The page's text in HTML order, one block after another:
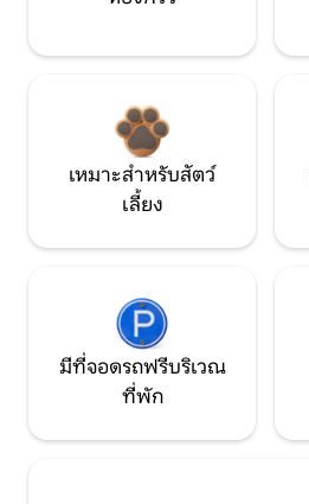
เหมาะสำหรับสัตว์
เลี้ยง
มีที่จอดรถฟรีบริเวณ
ที่พัก